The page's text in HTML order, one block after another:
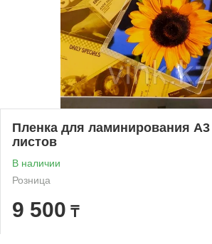
Пленка для ламинирования А3
листов
В наличии
Розница
9 500 ₸